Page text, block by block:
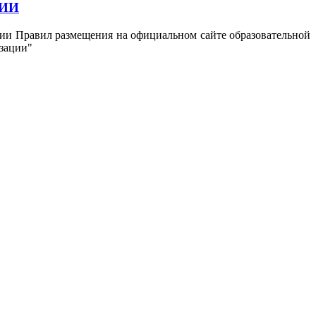
Правил размещения на официальном сайте образовательной